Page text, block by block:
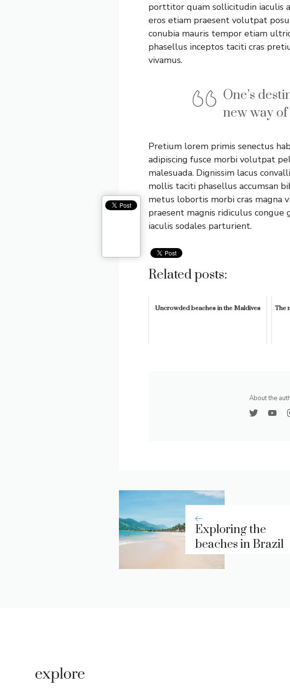
porttitor quam sollicitudin iaculis
eros etiam praesent volutpat
conubia mauris tempor etiam
phasellus inceptos taciti cras
vivamus.
One’s
new way
Pretium lorem primis senectus
adipiscing fusce morbi volutpat
malesuada. Dignissim lacus
mollis taciti phasellus accumsan
metus lobortis morbi cras magna
praesent magnis ridiculus
iaculis sodales parturient.
Related posts:
Uncrowded beaches in the Maldives The
About the
Exploring the
beaches in Brazil